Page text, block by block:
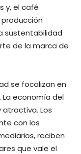
y, el café
sustentabilidad
de la marca de
se focalizan en
La economía del
Los
con los
reciben
que vale el